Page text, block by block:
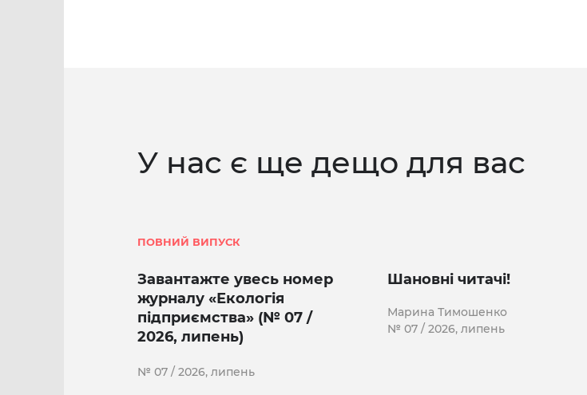
У нас є ще дещо для вас
ПОВНИЙ ВИПУСК
Завантажте увесь номер
журналу «Екологія
підприємства» (№ 07 /
2026, липень)
№ 07 / 2026, липень
Шановні читачі!
Марина Тимошенко
№ 07 / 2026, липень